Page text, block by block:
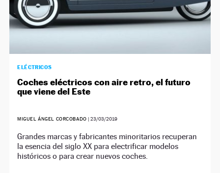
ELÉCTRICOS
Coches eléctricos con aire retro, el futuro
que viene del Este
MIGUEL ÁNGEL CORCOBADO |23/03/2019
Grandes marcas y fabricantes minoritarios recuperan
la esencia del siglo XX para electrificar modelos
históricos o para crear nuevos coches.